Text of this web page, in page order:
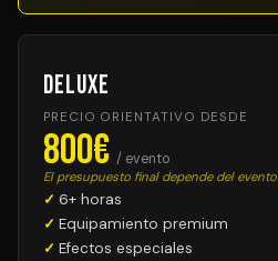
Deluxe
PRECIO ORIENTATIVO DESDE
800€ / evento
El presupuesto final depende del evento
6+ horas
Equipamiento premium
Efectos especiales